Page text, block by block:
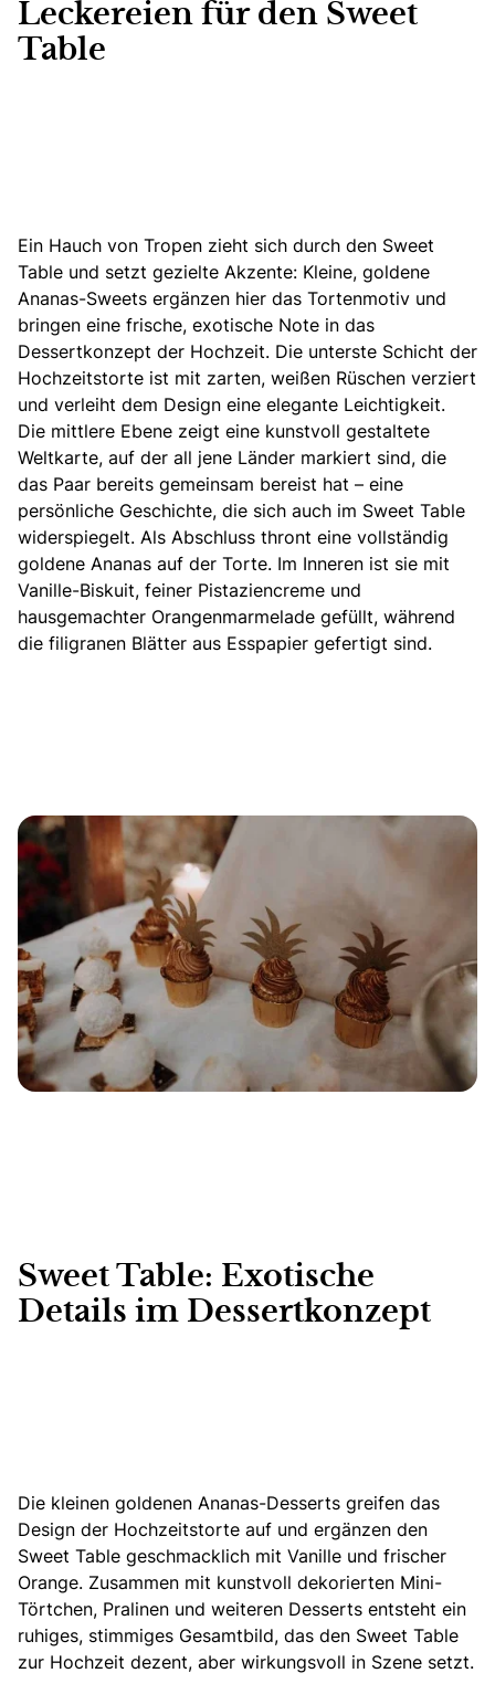
Leckereien für den Sweet
Table
Ein Hauch von Tropen zieht sich durch den Sweet
Table und setzt gezielte Akzente: Kleine, goldene
Ananas-Sweets ergänzen hier das Tortenmotiv und
bringen eine frische, exotische Note in das
Dessertkonzept der Hochzeit. Die unterste Schicht der
Hochzeitstorte ist mit zarten, weißen Rüschen verziert
und verleiht dem Design eine elegante Leichtigkeit.
Die mittlere Ebene zeigt eine kunstvoll gestaltete
Weltkarte, auf der all jene Länder markiert sind, die
das Paar bereits gemeinsam bereist hat – eine
persönliche Geschichte, die sich auch im Sweet Table
widerspiegelt. Als Abschluss thront eine vollständig
goldene Ananas auf der Torte. Im Inneren ist sie mit
Vanille-Biskuit, feiner Pistaziencreme und
hausgemachter Orangenmarmelade gefüllt, während
die filigranen Blätter aus Esspapier gefertigt sind.
Sweet Table: Exotische
Details im Dessertkonzept
Die kleinen goldenen Ananas-Desserts greifen das
Design der Hochzeitstorte auf und ergänzen den
Sweet Table geschmacklich mit Vanille und frischer
Orange. Zusammen mit kunstvoll dekorierten Mini-
Törtchen, Pralinen und weiteren Desserts entsteht ein
ruhiges, stimmiges Gesamtbild, das den Sweet Table
zur Hochzeit dezent, aber wirkungsvoll in Szene setzt.